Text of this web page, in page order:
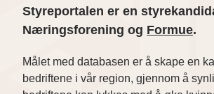
Styreportalen er en
Næringsforening og Formue.
Målet med databasen er å skape en
bedriftene i vår region, gjennom å